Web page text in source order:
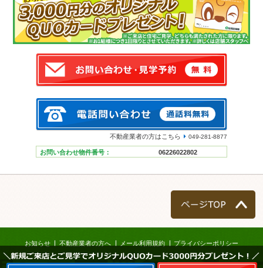
不動産業者の方はこちら 049-281-8877
お問い合わせ物件番号： 06226022802
＼新規ご来店とご見学でオリジナルQUOカード3000円分プレゼント！／
お知らせ 不動産業者の方へ メール利用規約 プライバシーポリシー